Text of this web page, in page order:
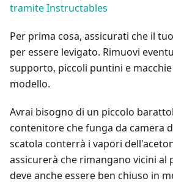
tramite Instructables
Per prima cosa, assicurati che il
per essere levigato. Rimuovi
supporto, piccoli puntini e
modello.
Avrai bisogno di un piccolo
contenitore che funga da camera
scatola conterrà i vapori
assicurerà che rimangano vicini al
deve anche essere ben chiuso in